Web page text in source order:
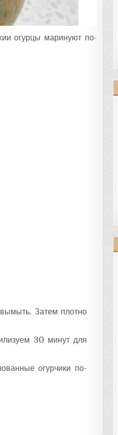
огурцы маринуют по-
вымыть. Затем плотно
30 минут для
огурчики по-